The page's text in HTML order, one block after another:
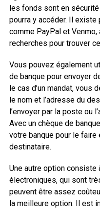
les fonds sont en sécurité
pourra y accéder. Il
comme PayPal et
recherches pour trouver
Vous pouvez également
de banque pour envoyer
le cas d’un mandat, vous
le nom et l’adresse du
l’envoyer par la poste ou
Avec un chèque de
votre banque pour le faire
destinataire.
Une autre option
électroniques, qui sont
peuvent être assez
la meilleure option. Il est